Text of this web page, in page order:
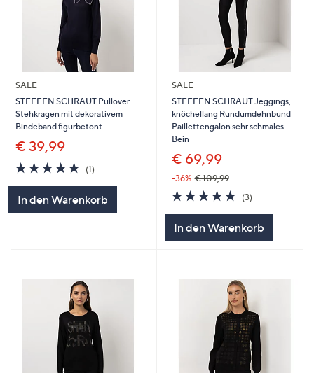
SALE
STEFFEN SCHRAUT Pullover
Stehkragen mit dekorativem
Bindeband figurbetont
€ 39,99
5.0
von
5
(1)
In den Warenkorb
SALE
STEFFEN SCHRAUT Jeggings,
knöchellang Rundumdehnbund
Paillettengalon sehr schmales
Bein
€ 69,99
-36% € 109,99
5.0
von
(3)3
In den Warenkorb